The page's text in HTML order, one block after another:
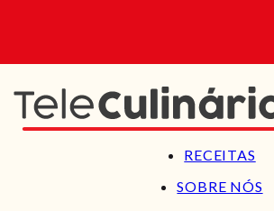
RECEITAS
SOBRE NÓS